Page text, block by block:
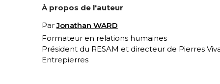
À propos de l'auteur
ParJonathan WARD
Formateur en relations humaines
Président du RESAM et directeur de Pierres
Entrepierres